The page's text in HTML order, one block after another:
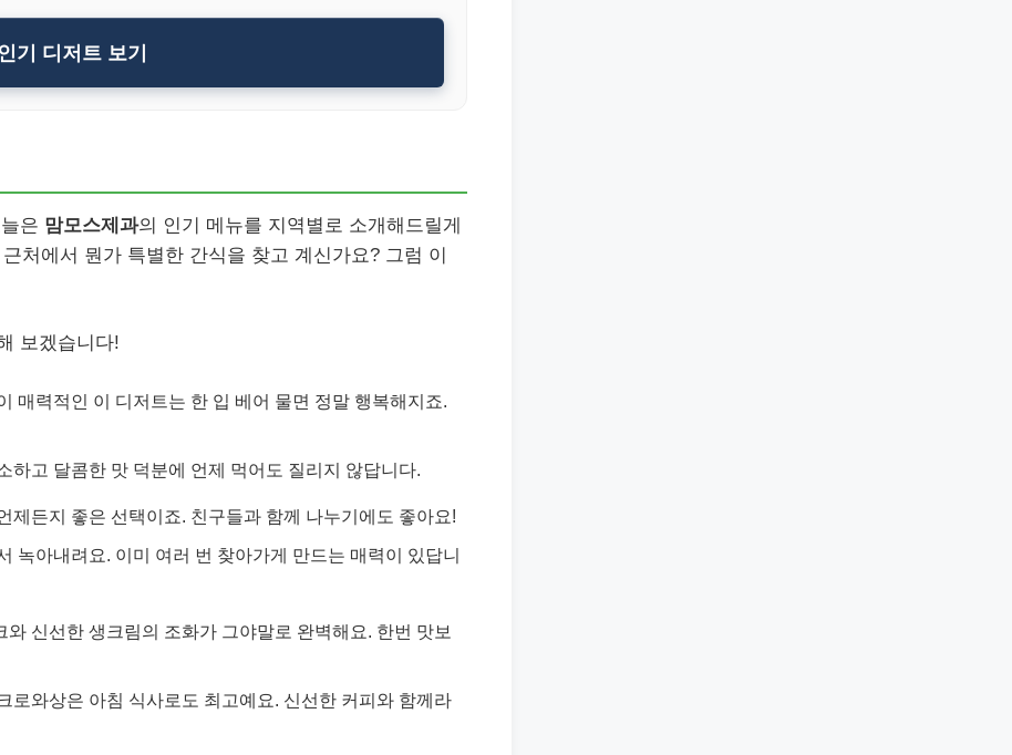
인기 디저트 보기
은 맘모스제과의 인기 메뉴를 지역별로 소개해드릴게
처에서 뭔가 특별한 간식을 찾고 계신가요? 그럼 이
보겠습니다!
매력적인 이 디저트는 한 입 베어 물면 정말 행복해지죠.
고 달콤한 맛 덕분에 언제 먹어도 질리지 않답니다.
제든지 좋은 선택이죠. 친구들과 함께 나누기에도 좋아요!
녹아내려요. 이미 여러 번 찾아가게 만드는 매력이 있답니
와 신선한 생크림의 조화가 그야말로 완벽해요. 한번 맛보
로와상은 아침 식사로도 최고예요. 신선한 커피와 함께라